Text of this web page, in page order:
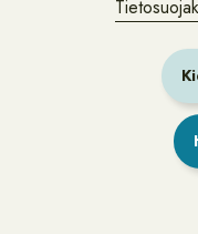
Jätä